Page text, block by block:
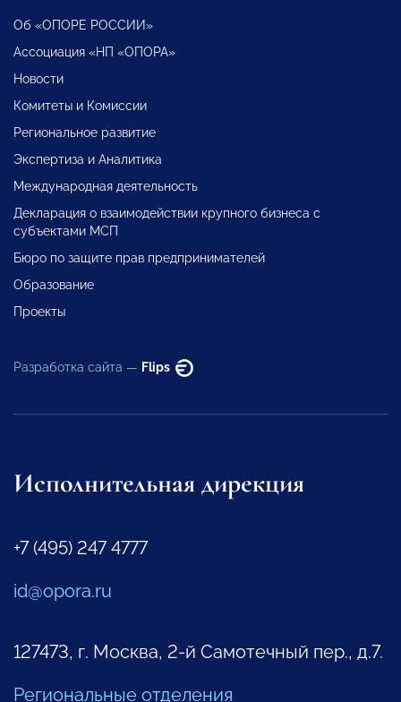
Об «ОПОРЕ РОССИИ»
Ассоциация «НП «ОПОРА»
Новости
Комитеты и Комиссии
Региональное развитие
Экспертиза и Аналитика
Международная деятельность
Декларация о взаимодействии крупного бизнеса с
субъектами МСП
Бюро по защите прав предпринимателей
Образование
Проекты
Разработка сайта — Flips
Исполнительная дирекция
+7 (495) 247 4777
id@opora.ru
127473, г. Москва, 2-й Самотечный пер., д.7.
Региональные отделения